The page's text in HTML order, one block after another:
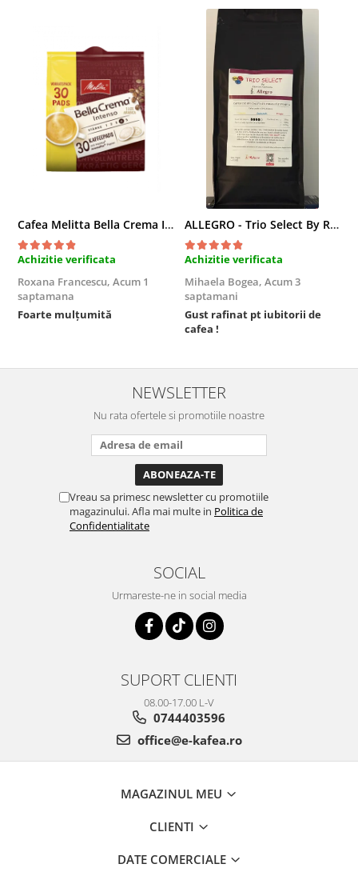
Cafea Melitta Bella Crema Intenso, 30 paduri, compatibile Senseo
Achizitie verificata
Roxana Francescu, Acum 1
saptamana
Foarte mulțumită
ALLEGRO - Trio Select By Razvan Paunescu, 1 kg, 100% Arabica, (Columbia, Guatemala, Etiopia)
Achizitie verificata
Mihaela Bogea, Acum 3
saptamani
Gust rafinat pt iubitorii de
cafea !
NEWSLETTER
Nu rata ofertele si promotiile noastre
Vreau sa primesc newsletter cu promotiile
magazinului. Afla mai multe in Politica de
Confidentialitate
SOCIAL
Urmareste-ne in social media
SUPORT CLIENTI
08.00-17.00 L-V
0744403596
office@e-kafea.ro
MAGAZINUL MEU
CLIENTI
DATE COMERCIALE